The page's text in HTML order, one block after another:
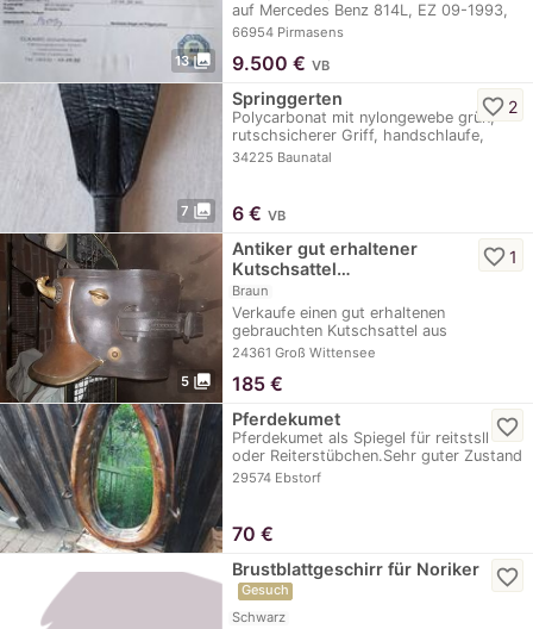
13 photo_library
auf Mercedes Benz 814L, EZ 09-1993,
KM Stand…
66954 Pirmasens
9.500 € VB
7 photo_library
Springgerten
Polycarbonat mit nylongewebe grün,
rutschsicherer Griff, handschlaufe,
Gesamtlänge…
34225 Baunatal
favorite_border 2
6 € VB
5 photo_library
Antiker gut erhaltener
Kutschsattel…
Braun
Verkaufe einen gut erhaltenen
gebrauchten Kutschsattel aus
Kriegszeiten. Genaues Alter…
24361 Groß Wittensee
favorite_border1
185 €
Pferdekumet
Pferdekumet als Spiegel für reitstsll
oder Reiterstübchen.Sehr guter Zustand
.original…
29574 Ebstorf
favorite_border
70 €
Brustblattgeschirr für Noriker
Gesuch
Schwarz
favorite_border